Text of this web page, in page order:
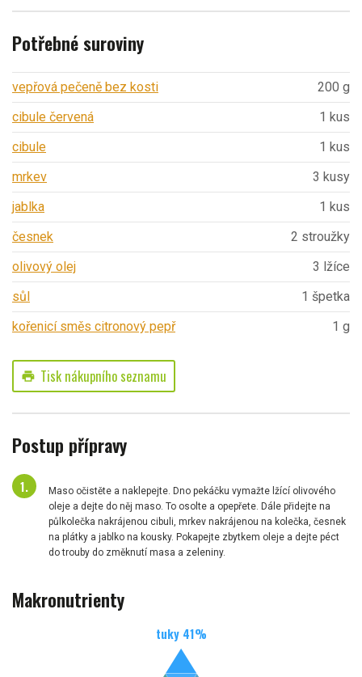
Potřebné suroviny
vepřová pečeně bez kosti
200 g
cibule červená
1 kus
cibule
1 kus
mrkev
3 kusy
jablka
1 kus
česnek
2 stroužky
olivový olej
3 lžíce
sůl
1 špetka
kořenicí směs citronový pepř
1 g
print Tisk nákupního seznamu
Postup přípravy
Maso očistěte a naklepejte. Dno pekáčku vymažte lžící olivového
oleje a dejte do něj maso. To osolte a opepřete. Dále přidejte na
půlkolečka nakrájenou cibuli, mrkev nakrájenou na kolečka, česnek
na plátky a jablko na kousky. Pokapejte zbytkem oleje a dejte péct
do trouby do změknutí masa a zeleniny.
Makronutrienty
tuky 41%